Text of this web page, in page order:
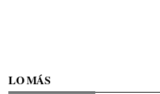
LO MÁS